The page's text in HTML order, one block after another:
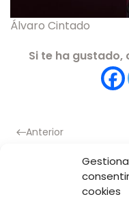
cookies
Álvaro Cintado
Si te ha
Anterior